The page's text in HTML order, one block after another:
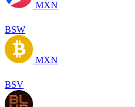
MXN
BSW
MXN
BSV